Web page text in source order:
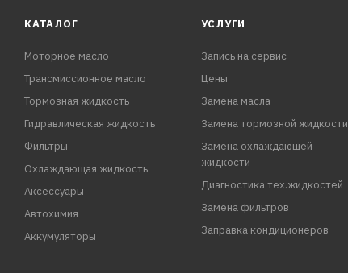
КАТАЛОГ
Моторное масло
Трансмиссионное масло
Тормозная жидкость
Гидравлическая жидкость
Фильтры
Охлаждающая жидкость
Аксессуары
Автохимия
Аккумуляторы
УСЛУГИ
Запись на сервис
Цены
Замена масла
Замена тормозной жидкости
Замена охлаждающей
жидкости
Диагностика тех.жидкостей
Замена фильтров
Заправка кондиционеров